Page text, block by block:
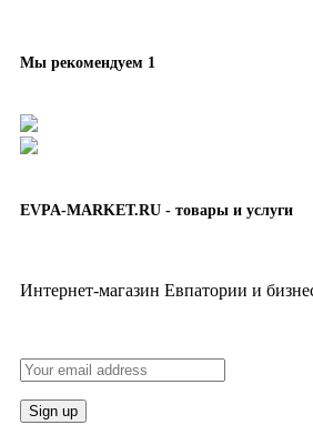
Мы рекомендуем 1
EVPA-MARKET.RU - товары и услуги
Интернет-магазин Евпатории и